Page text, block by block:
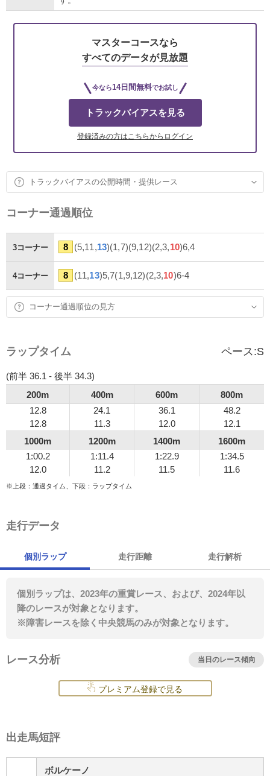
マスターコースなら
すべてのデータが見放題
今なら14日間無料でお試し
トラックバイアスを見る
登録済みの方はこちらからログイン
トラックバイアスの公開時間・提供レース
コーナー通過順位
3コーナー 8 (5,11,13)(1,7)(9,12)(2,3,10)6,4
4コーナー 8 (11,13)5,7(1,9,12)(2,3,10)6-4
コーナー通過順位の見方
ラップタイム ペース:S
(前半 36.1 - 後半 34.3)
200m
400m 600m
800m
12.8
12.8
24.1
11.3
36.1
12.0
48.2
12.1
1000m
1200m 1400m
1600m
1:00.2
12.0
1:11.4
11.2
1:22.9
11.5
1:34.5
11.6
※上段：通過タイム、下段：ラップタイム
走行データ
個別ラップ 走行距離 走行解析
個別ラップは、2023年の重賞レース、および、2024年以
降のレースが対象となります。
※障害レースを除く中央競馬のみが対象となります。
レース分析 当日のレース傾向
プレミアム登録で見る
出走馬短評
ボルケーノ